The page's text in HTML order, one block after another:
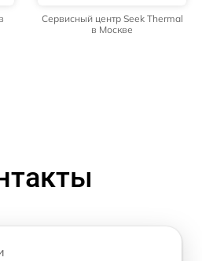
Сервисный центр Seek Thermal
в Москве